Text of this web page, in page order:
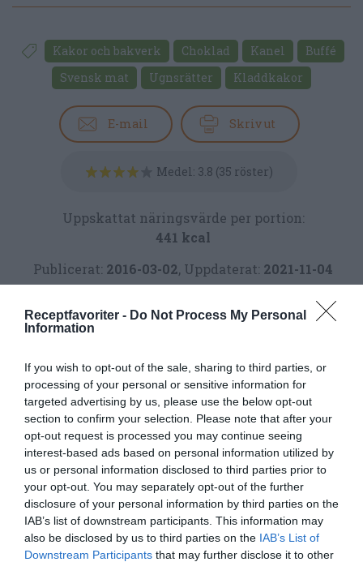
Receptfavoriter - Do Not Process My Personal
Information
If you wish to opt-out of the sale, sharing to third parties, or
processing of your personal or sensitive information for
targeted advertising by us, please use the below opt-out
section to confirm your selection. Please note that after your
opt-out request is processed you may continue seeing
interest-based ads based on personal information utilized by
us or personal information disclosed to third parties prior to
your opt-out. You may separately opt-out of the further
disclosure of your personal information by third parties on the
IAB’s list of downstream participants. This information may
also be disclosed by us to third parties on the IAB’s List of
Downstream Participants that may further disclose it to other
Kakor och bakverk Choklad Kanel
Buffé
Svensk mat
Ugnsrätter Kladdkakor
E-mail Skriv ut
Medel: 3.8 (35 röster)
Uppskattat näringsvärde per portion:
441 kcal
Publicerat: 2016-03-02, Uppdaterat: 2021-11-04
Författare:Henrik
Jag är matskribent samt kock
med en fil. kand i
Måltidsvetenskap från
restauranghögskolan i Grythyttan. På denna sida
delar jag med mig av tusentals olika recept för alla
smaker - noviser som hemmakockar. Alla recept
har jag provlagat, skrivit och fotat så att du ska
kunna laga dem med bästa resultat hemma. Läs mer
om mig